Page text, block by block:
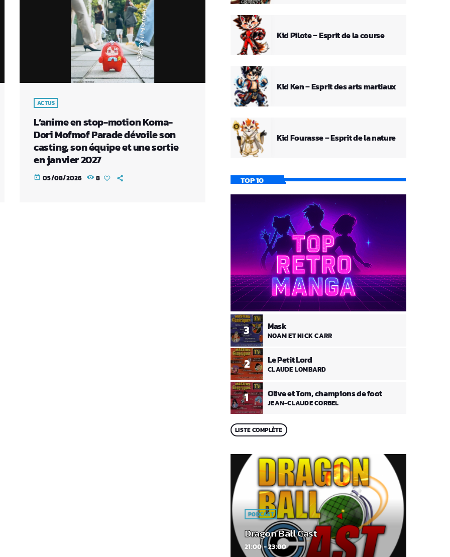
ACTUS
L’anime en stop-motion Koma-
Dori Mofmof Parade dévoile son
casting, son équipe et une sortie
en janvier 2027
today 05/08/2026 8
Kid Pilote – Esprit de la course
Kid Ken – Esprit des arts martiaux
Kid Fourasse – Esprit de la nature
TOP 10
1 Olive et Tom, champions de foot
JEAN-CLAUDE CORBEL
2 Le Petit Lord
CLAUDE LOMBARD
3 Mask
NOAM ET NICK CARR
LISTE COMPLÈTE
PODCAST
Dragon Ball Cast
21:00 - 23:00